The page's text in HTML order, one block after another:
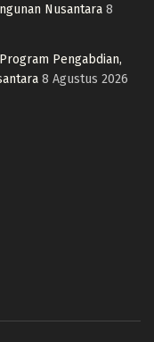
Nusantara 8
Pengabdian,
8 Agustus 2026